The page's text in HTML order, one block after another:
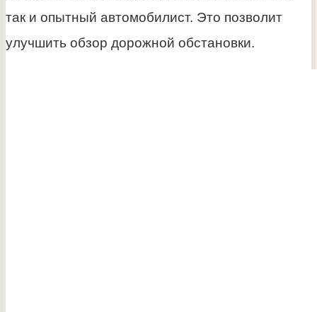
так и опытный автомобилист. Это позволит
улучшить обзор дорожной обстановки.